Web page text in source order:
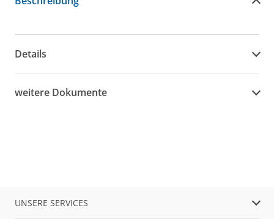
Details
weitere Dokumente
UNSERE SERVICES